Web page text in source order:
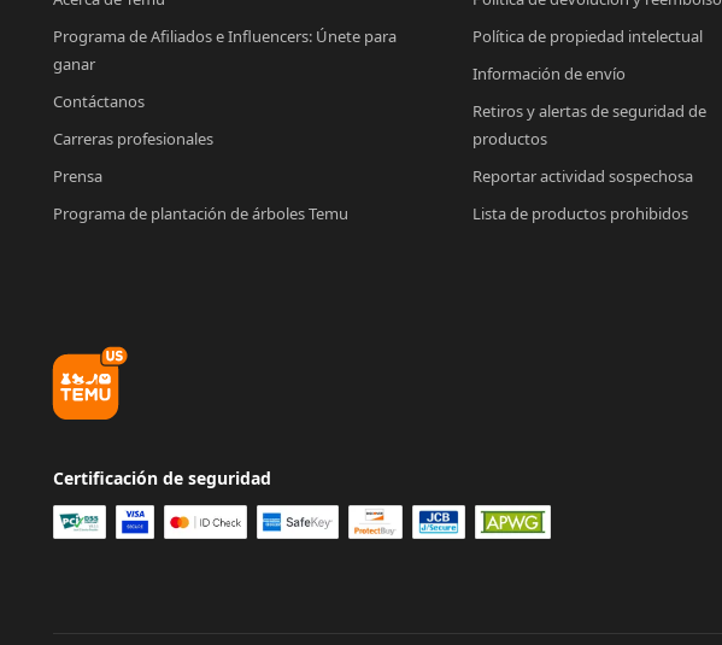
Programa de Afiliados e Influencers: Únete para
ganar
Contáctanos
Carreras profesionales
Prensa
Programa de plantación de árboles Temu
Política de propiedad intelectual
Información de envío
Retiros y alertas de seguridad de
productos
Reportar actividad sospechosa
Lista de productos prohibidos
Certificación de seguridad